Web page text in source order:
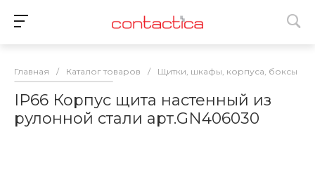
Главная / Каталог товаров / Щитки, шкафы, корпуса, боксы
IP66 Корпус щита настенный из
рулонной стали арт.GN406030